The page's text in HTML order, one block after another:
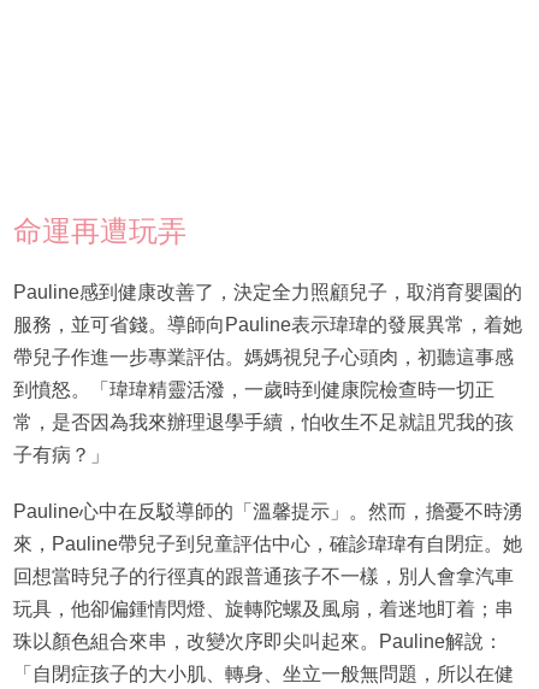
命運再遭玩弄
Pauline感到健康改善了，決定全力照顧兒子，取消育嬰園的
服務，並可省錢。導師向Pauline表示瑋瑋的發展異常，着她
帶兒子作進一步專業評估。媽媽視兒子心頭肉，初聽這事感
到憤怒。「瑋瑋精靈活潑，一歲時到健康院檢查時一切正
常，是否因為我來辦理退學手續，怕收生不足就詛咒我的孩
子有病？」
Pauline心中在反駁導師的「溫馨提示」。然而，擔憂不時湧
來，Pauline帶兒子到兒童評估中心，確診瑋瑋有自閉症。她
回想當時兒子的行徑真的跟普通孩子不一樣，別人會拿汽車
玩具，他卻偏鍾情閃燈、旋轉陀螺及風扇，着迷地盯着；串
珠以顏色組合來串，改變次序即尖叫起來。Pauline解說：
「自閉症孩子的大小肌、轉身、坐立一般無問題，所以在健